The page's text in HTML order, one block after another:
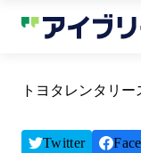
トヨタレンタリ
Twitter